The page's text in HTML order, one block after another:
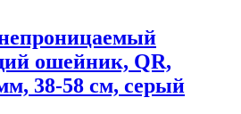
ошейник, QR,
38-58 см, серый